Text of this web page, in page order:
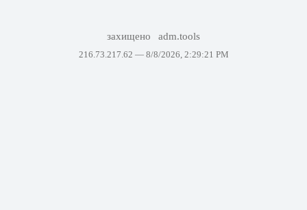
захищено adm.tools
216.73.217.62 — 8/8/2026, 2:29:21 PM